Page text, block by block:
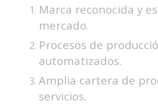
Marca reconocida y
mercado.
Procesos de
automatizados.
Amplia cartera de
servicios.